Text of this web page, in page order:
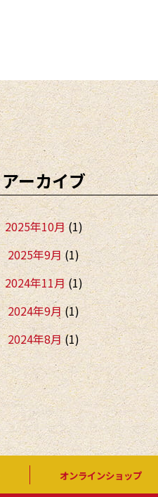
アーカイブ
2025年10月(1)
2025年9月(1)
2024年11月(1)
2024年9月(1)
2024年8月(1)
2024年5月(2)
2024年1月
(2)
2023年12月 (1)
2023年8月(1)
2023年1月(1)
オンラインショップ